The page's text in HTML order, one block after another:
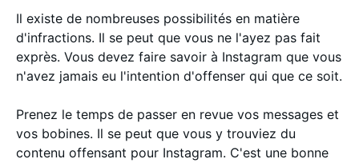
Il existe de nombreuses possibilités en matière
d'infractions. Il se peut que vous ne l'ayez pas fait
exprès. Vous devez faire savoir à Instagram que vous
n'avez jamais eu l'intention d'offenser qui que ce soit.
Prenez le temps de passer en revue vos messages et
vos bobines. Il se peut que vous y trouviez du
contenu offensant pour Instagram. C'est une bonne